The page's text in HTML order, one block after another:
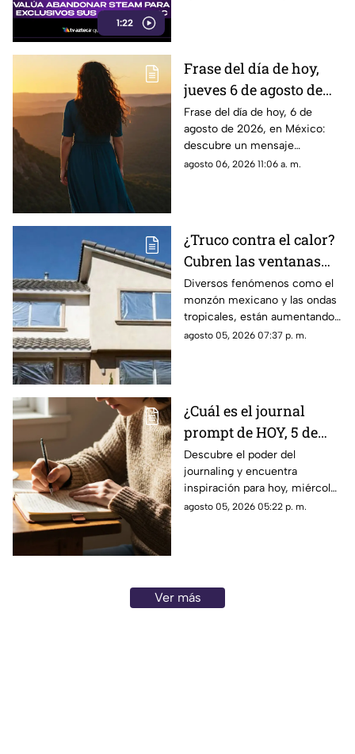
1:22
Frase del día de hoy,
jueves 6 de agosto de
2026: Llénate de
inspiración con estas
palabras
Frase del día de hoy, 6 de
agosto de 2026, en México:
descubre un mensaje
inspirador para reflexionar y
agosto 06, 2026 11:06 a. m.
¿Truco contra el calor?
Cubren las ventanas
con papel aluminio,
esto explica la ciencia
Diversos fenómenos como el
monzón mexicano y las ondas
tropicales, están aumentando
las temperaturas en todo el
agosto 05, 2026 07:37 p. m.
¿Cuál es el journal
prompt de HOY, 5 de
agosto de 2026? Utiliza
este texto para escribir
en tu diario y
reflexionar sobre tu día
Descubre el poder del
journaling y encuentra
inspiración para hoy, miércoles
5 de agosto de 2026. Un
agosto 05, 2026 05:22 p. m.
Ver más